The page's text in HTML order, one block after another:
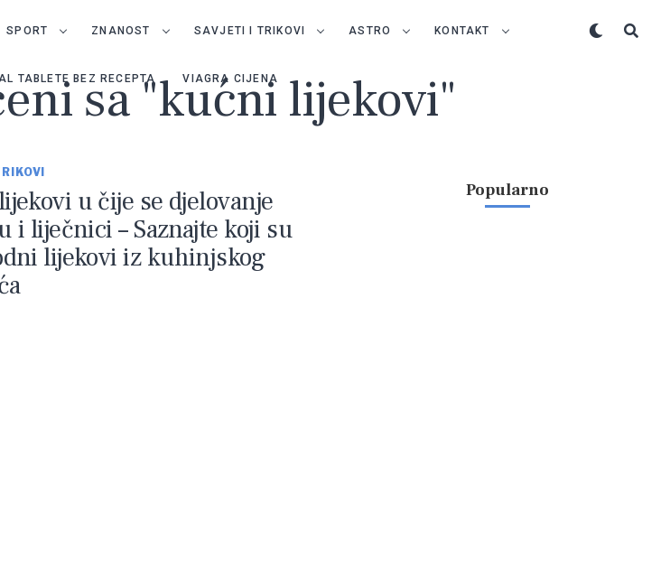
SPORT ZNANOST SAVJETI I TRIKOVI ASTRO KONTAKT
TABLETE BEZ RECEPTA VIAGRA CIJENA
sa "kućni lijekovi"
u čije se djelovanje
i liječnici – Saznajte koji su
lijekovi iz kuhinjskog
Popularno